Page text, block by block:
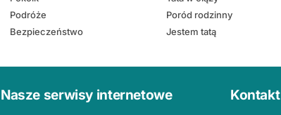
Podróże
Bezpieczeństwo
Poród rodzinny
Jestem tatą
Nasze serwisy internetowe Kontakt